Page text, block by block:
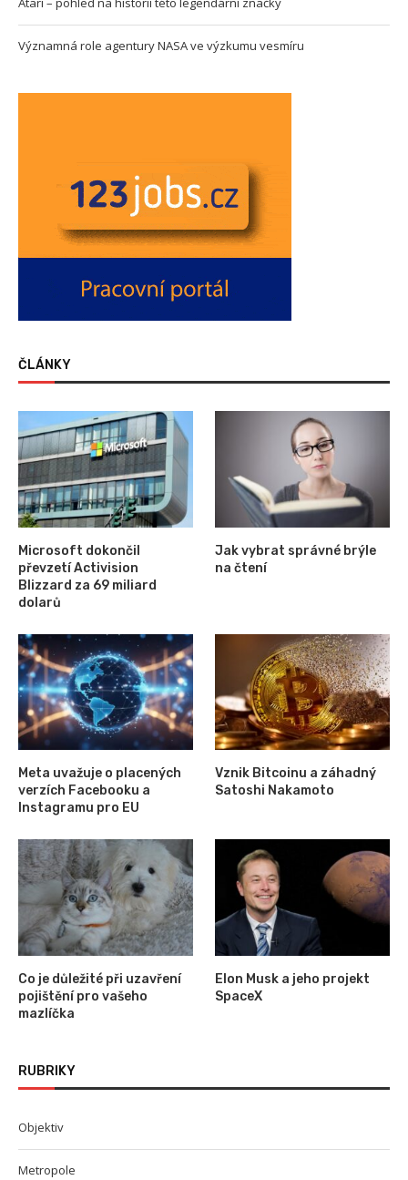
Významná role agentury NASA ve výzkumu vesmíru
ČLÁNKY
Microsoft dokončil
převzetí Activision
Blizzard za 69 miliard
dolarů
Jak vybrat správné brýle
na čtení
Meta uvažuje o placených
verzích Facebooku a
Instagramu pro EU
Vznik Bitcoinu a záhadný
Satoshi Nakamoto
Co je důležité při uzavření
pojištění pro vašeho
mazlíčka
Elon Musk a jeho projekt
SpaceX
RUBRIKY
Objektiv
Metropole